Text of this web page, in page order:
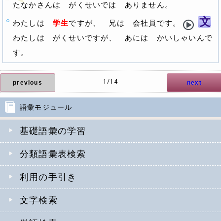
語彙モジュール
基礎語彙の学習
分類語彙表検索
利用の手引き
文字検索
たなかさんは がくせいでは ありません。
わたしは 学生ですが、 兄は 会社員です。 文
わたしは がくせいですが、 あには かいしゃいんで
す。
previous next
1/14